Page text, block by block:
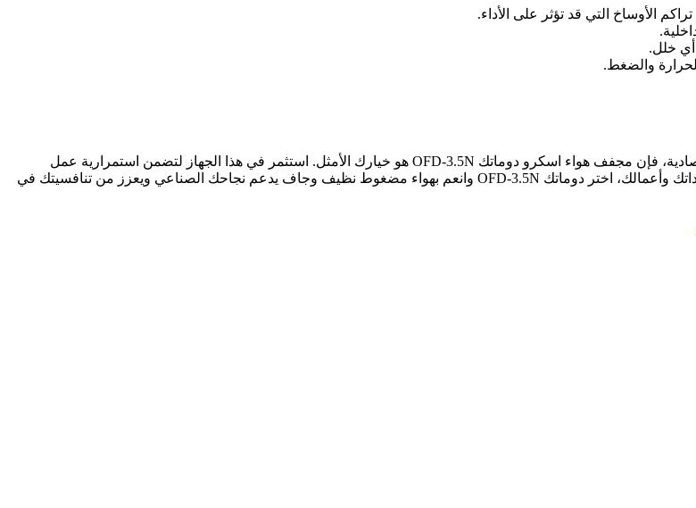
إذا كنت تبحث عن مجفف هواء يجمع بين الجودة العالية، التقنية المتقدمة، والكفاءة الاقتصادية، فإن مجفف هواء اسكرو دوماتك OFD-3.5N هو خيارك الأمثل. استثمر في هذا الجهاز لتضمن استمرارية عمل
سلسة، تقليل الأعطال، وتحسين جودة الإنتاج في مؤسستك. لا تدع الرطوبة تؤثر على معداتك وأعمالك، اختر دوماتك OFD-3.5N وانعم بهواء مضغوط نظيف وجاف يدعم نجاحك الصناعي ويعزز من تنافسيتك في